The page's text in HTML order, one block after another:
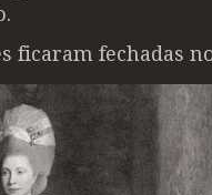
ficaram fechadas